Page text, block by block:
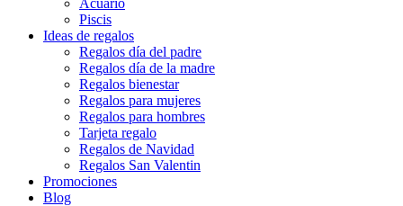
Acuario
Piscis
Ideas de regalos
Regalos día del padre
Regalos día de la madre
Regalos bienestar
Regalos para mujeres
Regalos para hombres
Tarjeta regalo
Regalos de Navidad
Regalos San Valentin
Promociones
Blog